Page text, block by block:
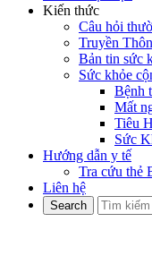
Kiến thức
Câu hỏi
Truyền
Bản tin sức
Sức khỏe
Bệnh
Mất
Tiêu
Sức
Hướng dẫn y tế
Tra cứu thẻ
Liên hệ